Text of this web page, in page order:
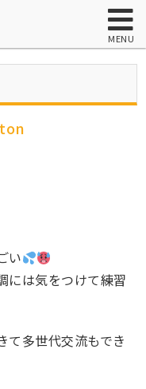
MENU
い
には気をつけて練習
て多世代交流もでき